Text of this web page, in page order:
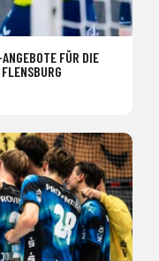
FÜR DIE